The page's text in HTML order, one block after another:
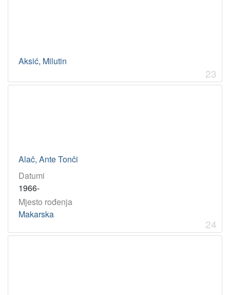
Aksić, Milutin
23
Alač, Ante Tonči
Datumi
1966-
Mjesto rođenja
Makarska
24